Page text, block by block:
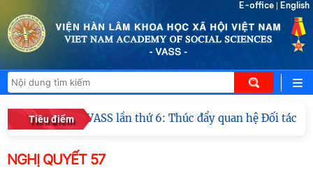
E-office English
Tiêu điểm
ICWA – VASS lần thứ 6: Thúc đẩy quan hệ Đối tác Chiến
NGHỊ QUYẾT 57